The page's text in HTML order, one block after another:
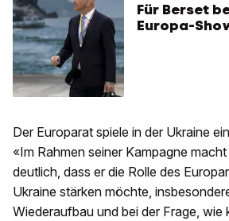
Für Berset
Europa-
Der Europarat spiele in der Ukraine
«Im Rahmen seiner Kampagne
deutlich, dass er die Rolle des
Ukraine stärken möchte,
Wiederaufbau und bei der Frage, wie